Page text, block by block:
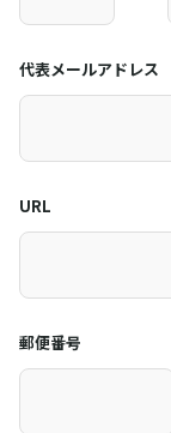
代表メールアドレス
URL
郵便番号